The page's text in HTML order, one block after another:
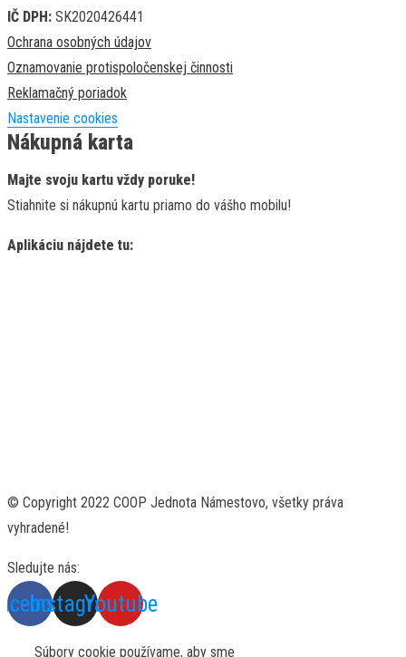
IČ DPH: SK2020426441
Ochrana osobných údajov
Oznamovanie protispoločenskej činnosti
Reklamačný poriadok
Nastavenie cookies
Nákupná karta
Majte svoju kartu vždy poruke!
Stiahnite si nákupnú kartu priamo do vášho mobilu!
Aplikáciu nájdete tu:
© Copyright 2022 COOP Jednota Námestovo, všetky práva
vyhradené!
Sledujte nás:
InstagramYoutube
Súbory cookie používame, aby sme